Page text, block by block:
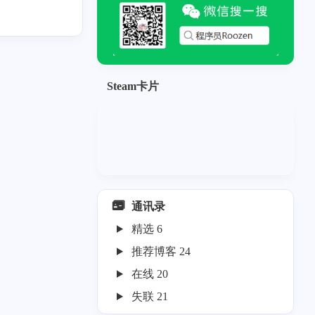
Steam卡片
通讯录
精选 6
推荐博客 24
在线 20
失联 21